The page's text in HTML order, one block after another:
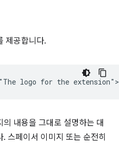
제공합니다.
내용을 그대로 설명하는 대
스페이서 이미지 또는 순전히